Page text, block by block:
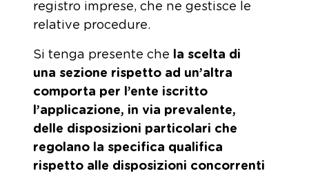
registro imprese, che ne gestisce le
relative procedure.
Si tenga presente che la scelta di
una sezione rispetto ad un’altra
comporta per l’ente iscritto
l’applicazione, in via prevalente,
delle disposizioni particolari che
regolano la specifica qualifica
rispetto alle disposizioni concorrenti